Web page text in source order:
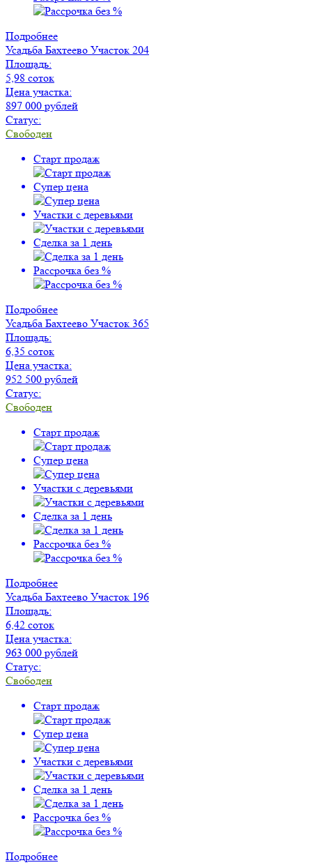
Подробнее
Усадьба Бахтеево Участок 204
Площадь:
5,98 соток
Цена участка:
897 000 рублей
Статус:
Свободен
Старт продаж
Супер цена
Участки с деревьями
Сделка за 1 день
Рассрочка без %
Подробнее
Усадьба Бахтеево Участок 365
Площадь:
6,35 соток
Цена участка:
952 500 рублей
Статус:
Свободен
Старт продаж
Супер цена
Участки с деревьями
Сделка за 1 день
Рассрочка без %
Подробнее
Усадьба Бахтеево Участок 196
Площадь:
6,42 соток
Цена участка:
963 000 рублей
Статус:
Свободен
Старт продаж
Супер цена
Участки с деревьями
Сделка за 1 день
Рассрочка без %
Подробнее